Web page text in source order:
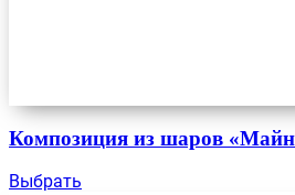
Композиция из шаров
Выбрать